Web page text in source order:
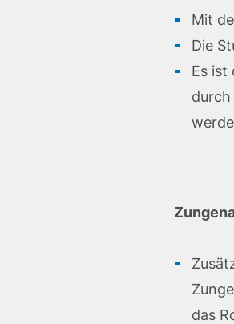
Mit
Die
Es ist
durch
das